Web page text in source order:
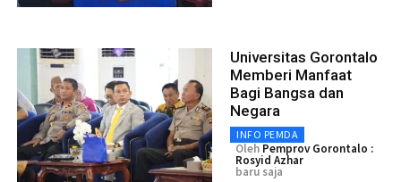
Universitas Gorontalo
Memberi Manfaat
Bagi Bangsa dan
Negara
INFO PEMDA
Oleh Pemprov Gorontalo :
Rosyid Azhar
baru saja